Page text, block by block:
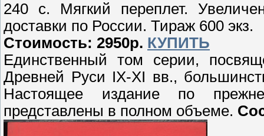
240 с. Мягкий переплет.
доставки по России. Тираж 600 экз.
Стоимость: 2950р. КУПИТЬ
Единственный том серии,
Древней Руси IX-XI вв.,
Настоящее издание по
представлены в полном объеме.